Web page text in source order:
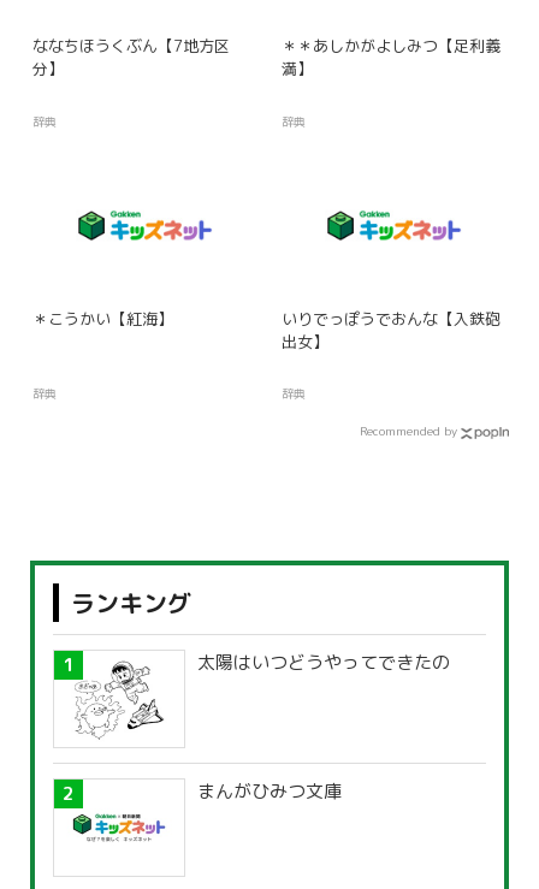
ななちほうくぶん【7地方区
分】
辞典
＊＊あしかがよしみつ【足利義
満】
辞典
＊こうかい【紅海】
辞典
いりでっぽうでおんな【入鉄砲
出女】
辞典
Recommended by
ランキング
太陽はいつどうやってできたの
まんがひみつ文庫